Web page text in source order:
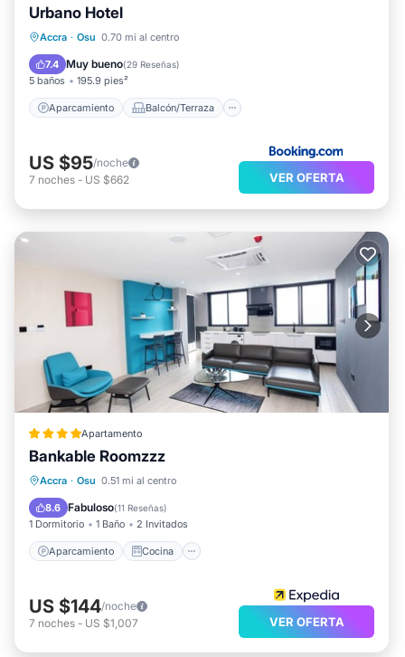
Urbano Hotel
Accra · Osu 0.70 mi al centro
7.4 Muy bueno(29 Reseñas)
5 baños 195.9 pies²
Aparcamiento Balcón/Terraza
Aparcamiento
Aire acondicionado
US $95/noche
7 noches - US $662 VER OFERTA
Apartamento
Bankable Roomzzz
Accra · Osu 0.51 mi al centro
8.6 Fabuloso(11 Reseñas)
1 Dormitorio 1 Baño 2 Invitados
Aparcamiento Cocina
Aparcamiento
Aire acondicionado
US $144/noche
7 noches - US $1,007 VER OFERTA